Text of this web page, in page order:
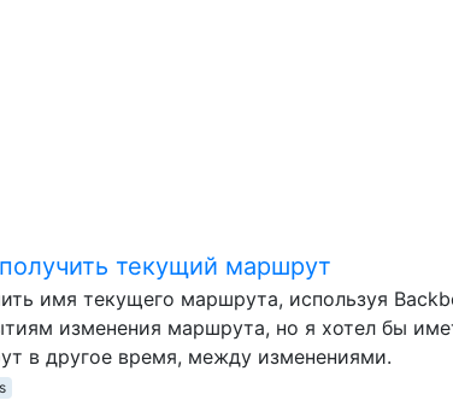
текущий маршрут
имя текущего маршрута, используя
изменения маршрута, но я хотел бы
в другое время, между изменениями.